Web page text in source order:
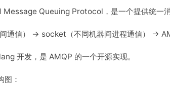
Queuing Protocol，是一个提供统一
通信） -> socket（不同机器间进程通信） ->
开发，是 AMQP 的一个开源实现。
：